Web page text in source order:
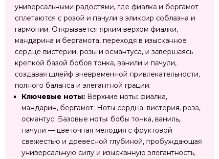
универсальными радостями, где фиалка и бергамот
сплетаются с розой и пачули в эликсир соблазна и
гармонии. Открывается ярким верхом фиалки,
мандарина и бергамота, переходя в изысканное
сердце вистерии, розы и османтуса, и завершаясь
крепкой базой бобов тонка, ванили и пачули,
создавая шлейф вневременной привлекательности,
полного баланса и элегантной грации.
Ключевые ноты: Верхние ноты: фиалка,
мандарин, бергамот; Ноты сердца: вистерия, роза,
османтус; Базовые ноты: бобы тонка, ваниль,
пачули — цветочная мелодия с фруктовой
свежестью и древесной глубиной, пробуждающая
универсальную силу и изысканную элегантность,